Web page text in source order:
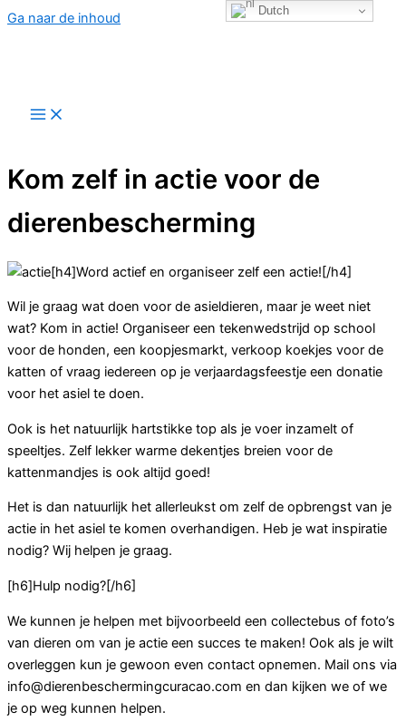
Ga naar de inhoud
Kom zelf in actie voor de
dierenbescherming
[h4]Word actief en organiseer zelf een actie![/h4]
Wil je graag wat doen voor de asieldieren, maar je weet niet
wat? Kom in actie! Organiseer een tekenwedstrijd op school
voor de honden, een koopjesmarkt, verkoop koekjes voor de
katten of vraag iedereen op je verjaardagsfeestje een donatie
voor het asiel te doen.
Ook is het natuurlijk hartstikke top als je voer inzamelt of
speeltjes. Zelf lekker warme dekentjes breien voor de
kattenmandjes is ook altijd goed!
Het is dan natuurlijk het allerleukst om zelf de opbrengst van je
actie in het asiel te komen overhandigen. Heb je wat inspiratie
nodig? Wij helpen je graag.
[h6]Hulp nodig?[/h6]
We kunnen je helpen met bijvoorbeeld een collectebus of foto’s
van dieren om van je actie een succes te maken! Ook als je wilt
overleggen kun je gewoon even contact opnemen. Mail ons via
info@dierenbeschermingcuracao.com en dan kijken we of we
je op weg kunnen helpen.
Dutch